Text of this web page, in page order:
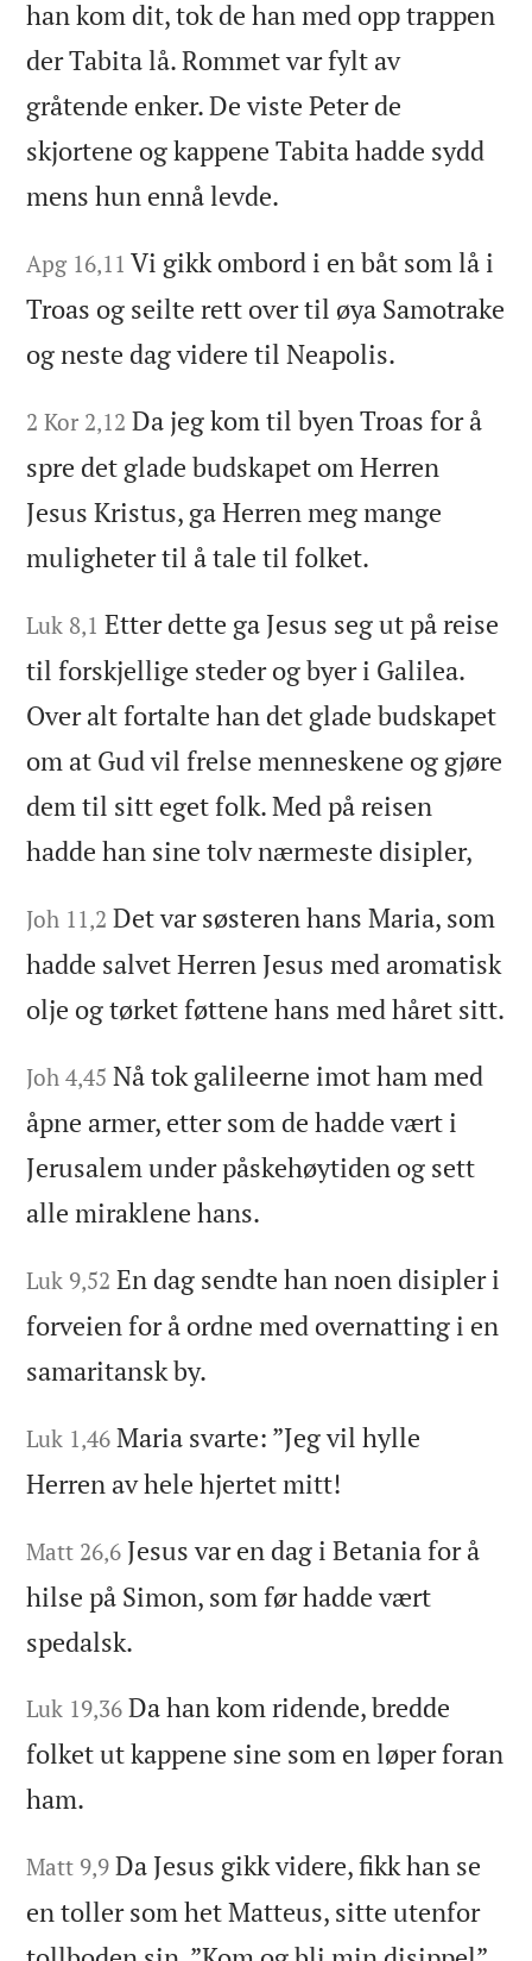
han kom dit, tok de han med opp trappen
der Tabita lå. Rommet var fylt av
gråtende enker. De viste Peter de
skjortene og kappene Tabita hadde sydd
mens hun ennå levde.
Apg 16,11 Vi gikk ombord i en båt som lå i
Troas og seilte rett over til øya Samotrake
og neste dag videre til Neapolis.
2 Kor 2,12 Da jeg kom til byen Troas for å
spre det glade budskapet om Herren
Jesus Kristus, ga Herren meg mange
muligheter til å tale til folket.
Luk 8,1 Etter dette ga Jesus seg ut på reise
til forskjellige steder og byer i Galilea.
Over alt fortalte han det glade budskapet
om at Gud vil frelse menneskene og gjøre
dem til sitt eget folk. Med på reisen
hadde han sine tolv nærmeste disipler,
Joh 11,2 Det var søsteren hans Maria, som
hadde salvet Herren Jesus med aromatisk
olje og tørket føttene hans med håret sitt.
Joh 4,45 Nå tok galileerne imot ham med
åpne armer, etter som de hadde vært i
Jerusalem under påskehøytiden og sett
alle miraklene hans.
Luk 9,52 En dag sendte han noen disipler i
forveien for å ordne med overnatting i en
samaritansk by.
Luk 1,46 Maria svarte: ”Jeg vil hylle
Herren av hele hjertet mitt!
Matt 26,6 Jesus var en dag i Betania for å
hilse på Simon, som før hadde vært
spedalsk.
Luk 19,36 Da han kom ridende, bredde
folket ut kappene sine som en løper foran
ham.
Matt 9,9 Da Jesus gikk videre, fikk han se
en toller som het Matteus, sitte utenfor